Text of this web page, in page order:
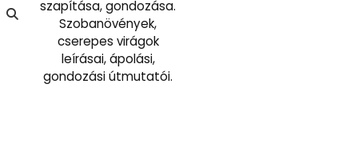
szapítása, gondozása.
Szobanövények,
cserepes virágok
leírásai, ápolási,
gondozási útmutatói.